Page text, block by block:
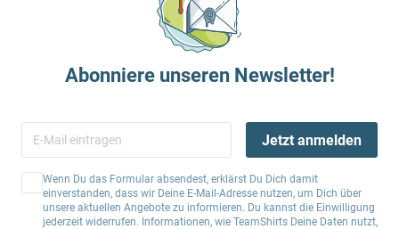
Abonniere unseren Newsletter!
Jetzt anmelden
Wenn Du das Formular absendest, erklärst Du Dich damit
einverstanden, dass wir Deine E-Mail-Adresse nutzen, um Dich über
unsere aktuellen Angebote zu informieren. Du kannst die Einwilligung
jederzeit widerrufen. Informationen, wie TeamShirts Deine Daten nutzt,